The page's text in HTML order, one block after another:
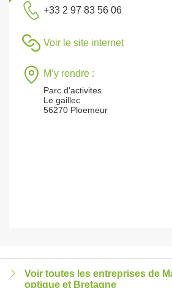
+33 2 97 83 56 06
Voir le site internet
M’y rendre :
Parc d'activites
Le gaillec
56270 Ploemeur
Voir toutes les entreprises de
optique et Bretagne